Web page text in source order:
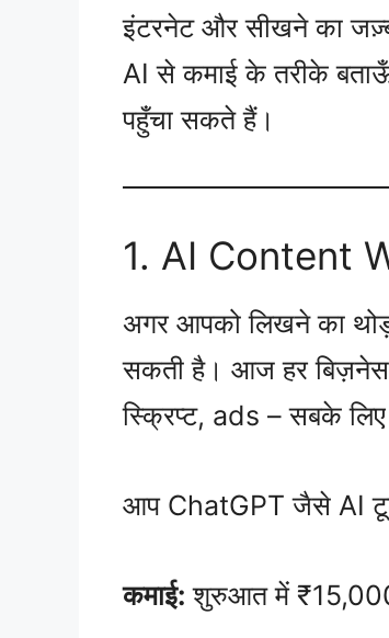
इंटरनेट और सीखने का
AI से कमाई के तरीके
पहुँचा सकते हैं।
1. AI Content
अगर आपको लिखने का
सकती है। आज हर
स्क्रिप्ट, ads – सबके
आप ChatGPT जैसे AI
कमाई: शुरुआत में